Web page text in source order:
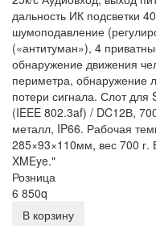
дальность ИК подсветки
шумоподавление
(«антитуман»), 4
обнаружение движения
периметра, обнаружение
потери сигнала. Слот
(IEEE 802.3af) / DC12В,
металл, IP66. Рабочая
285×93×110мм, вес 700 г.
XMEye."
Розница
6 850q
В корзину